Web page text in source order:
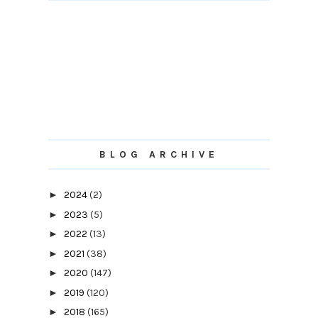
BLOG ARCHIVE
► 2024(2)
► 2023 (5)
► 2022 (13)
► 2021 (38)
► 2020 (147)
► 2019 (120)
► 2018 (165)